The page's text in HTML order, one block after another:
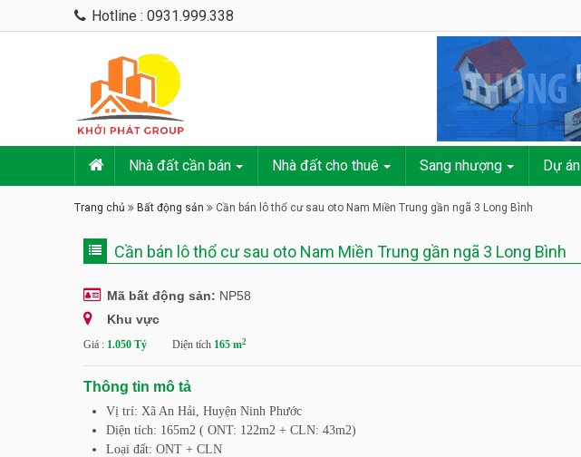
Hotline : 0931.999.338
Nhà đất cần bán Nhà đất cho thuê Sang nhượng Dự án
Trang chủ Bất động sản Cần bán lô thổ cư sau oto Nam Miền Trung gần ngã 3 Long Bình
Cần bán lô thổ cư sau oto Nam Miền Trung gần ngã 3 Long Bình
Mã bất động sản: NP58
Khu vực
Giá : 1.050 Tỷ Diện tích 165 m2
Thông tin mô tả
Vị trí: Xã An Hải, Huyện Ninh Phước
Diện tích: 165m2 ( ONT: 122m2 + CLN: 43m2)
Loại đất: ONT + CLN